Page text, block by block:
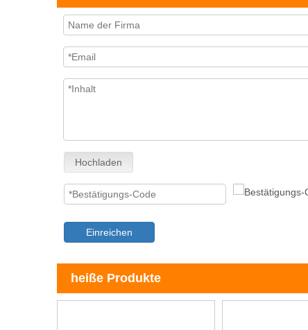
Hochladen
Einreichen
heiße Produkte